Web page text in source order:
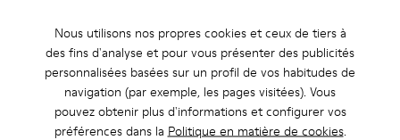
Nous utilisons nos propres cookies et ceux de tiers à
des fins d'analyse et pour vous présenter des publicités
personnalisées basées sur un profil de vos habitudes de
navigation (par exemple, les pages visitées). Vous
pouvez obtenir plus d'informations et configurer vos
préférences dans la Politique en matière de cookies.